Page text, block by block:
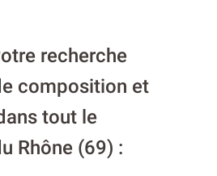
recherche
composition et
tout le
Rhône (69) :